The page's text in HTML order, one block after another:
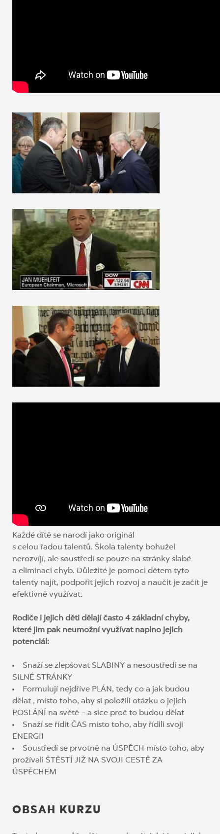
Každé dítě se narodí jako originál
s celou řadou talentů. Škola talenty bohužel
nerozvíjí, ale soustředí se pouze na stránky slabé
a eliminaci chyb. Důležité je pomoci dětem tyto
talenty najít, podpořit jejich rozvoj a naučit je začít je
efektivně využívat.
Rodiče i jejich děti dělají často 4 základní chyby,
které jim pak neumožní využívat naplno jejich
potenciál:
Snaží se zlepšovat SLABINY a nesoustředí se na
SILNÉ STRÁNKY
Formulují nejdříve PLÁN, tedy co a jak budou
dělat , místo toho, aby si položili otázku o jejich
POSLÁNÍ na světě – a sice proč to budou dělat
Snaží se řídit ČAS místo toho, aby řídili svoji
ENERGII
Soustředí se prvotně na ÚSPĚCH místo toho, aby
prožívali ŠTĚSTÍ JIŽ NA SVOJI CESTĚ ZA
ÚSPĚCHEM
OBSAH KURZU